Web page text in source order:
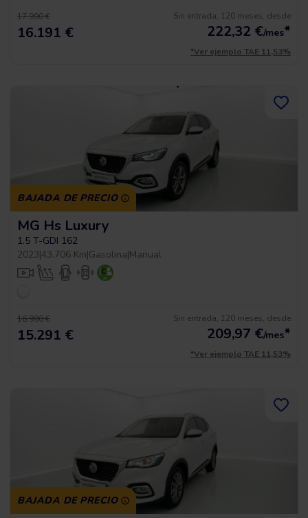
17.990 €
16.191 €
Sin entrada, 120 meses, desde
222,32 €/mes*
*Ver ejemplo TAE 11,53%
BAJADA DE PRECIO
MG Hs Luxury
1.5 T-GDI 162
2023|43.706 Km|Gasolina|Manual
16.990 €
15.291 €
Sin entrada, 120 meses, desde
209,97 €/mes*
*Ver ejemplo TAE 11,53%
BAJADA DE PRECIO